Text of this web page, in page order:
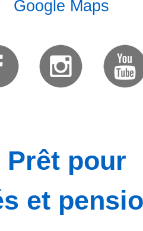
Google Maps
Prêt pour
et